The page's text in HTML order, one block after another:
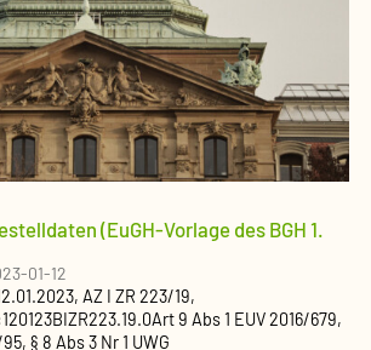
(EuGH-Vorlage des BGH 1.
01-12
, AZ I ZR 223/19,
Art 9 Abs 1 EUV 2016/679,
§ 8 Abs 3 Nr 1 UWG